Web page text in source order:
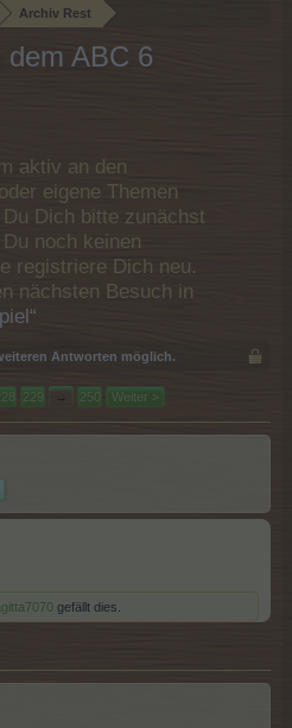
Archiv Rest
dem ABC 6
aktiv an den
eigene Themen
Dich bitte zunächst
noch keinen
registriere Dich neu.
nächsten Besuch in
Antworten möglich.
229 → 250 Weiter >
gefällt dies.